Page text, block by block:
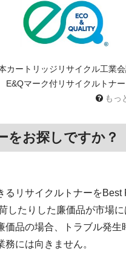
カートリッジリサイクル工業
E&Qマーク付リサイクルトナー
もっ
をお探しですか？
リサイクルトナーをBest
したりした廉価品が市場
品の場合、トラブル発生
には向きません。